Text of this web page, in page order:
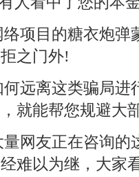
项目的糖衣炮弹
之门外!
远离这类骗局进
就能帮您规避大
网友正在咨询的
难以为继，大家